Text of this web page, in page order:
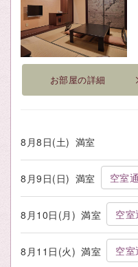
お部屋の詳細
8月8日(土) 満室
8月9日(日) 満室 空室
8月10日(月) 満室 空室
8月11日(火) 満室 空室